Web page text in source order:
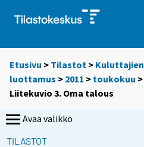
Etusivu > Tilastot > Kuluttajien
luottamus > 2011 > toukokuu >
Liitekuvio 3. Oma talous
Avaa valikko
TILASTOT